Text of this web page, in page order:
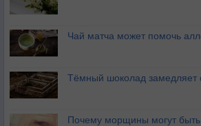
Чай матча может помочь
Тёмный шоколад замедляет
Почему морщины могут